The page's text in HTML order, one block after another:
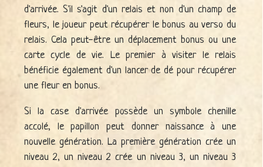
d'arrivée. S'il s'agit d'un relais et non d'un champ de
fleurs, le joueur peut récupérer le bonus au verso du
relais. Cela peut-être un déplacement bonus ou une
carte cycle de vie. Le premier à visiter le relais
bénéficie également d'un lancer de dé pour récupérer
une fleur en bonus.
Si la case d'arrivée possède un symbole chenille
accolé, le papillon peut donner naissance à une
nouvelle génération. La première génération crée un
niveau 2, un niveau 2 crée un niveau 3, un niveau 3